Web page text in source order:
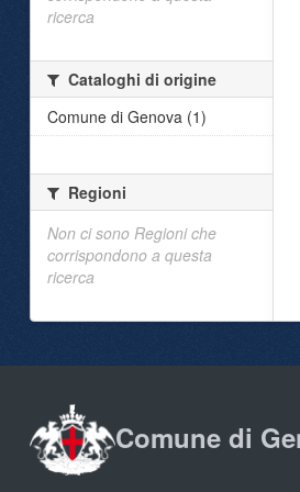
ricerca
Cataloghi di origine
Comune di Genova (1)
Regioni
Non ci sono Regioni che
corrispondono a questa
ricerca
Comune di